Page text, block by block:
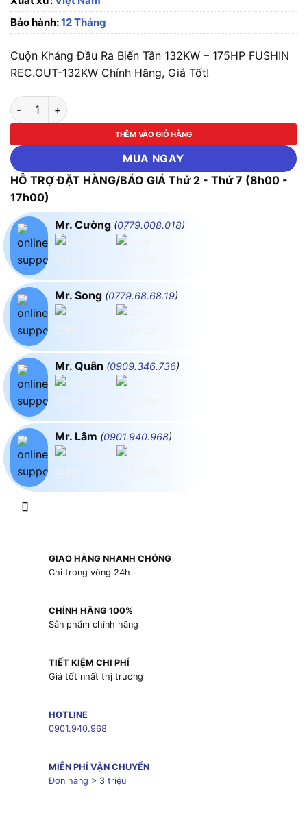
Bảo hành:12 Tháng
Cuộn Kháng Đầu Ra Biến Tần 132KW – 175HP FUSHIN
REC.OUT-132KW Chính Hãng, Giá Tốt!
Cuộn Kháng Đầu Ra Biến Tần 132KW - 175HP FUSHIN
THÊM VÀO GIỎ HÀNG
MUA NGAY
HỖ TRỢ ĐẶT HÀNG/BÁO GIÁ Thứ 2 - Thứ 7 (8h00 -
17h00)
Mr. Cường (0779.008.018)
Mr. Song (0779.68.68.19)
Mr. Quân (0909.346.736)
Mr. Lâm (0901.940.968)
GIAO HÀNG NHANH CHÓNG
Chỉ trong vòng 24h
CHÍNH HÃNG 100%
Sản phẩm chính hãng
TIẾT KIỆM CHI PHÍ
Giá tốt nhất thị trường
HOTLINE
0901.940.968
MIỄN PHÍ VẬN CHUYỂN
Đơn hàng > 3 triệu